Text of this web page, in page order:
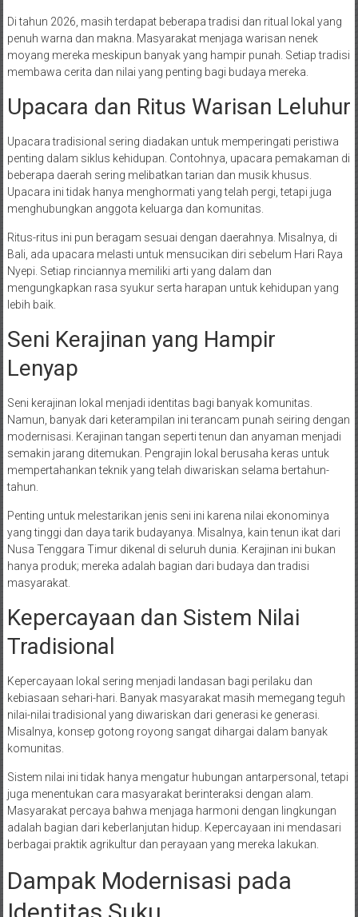
Di tahun 2026, masih terdapat beberapa tradisi dan ritual lokal yang
penuh warna dan makna. Masyarakat menjaga warisan nenek
moyang mereka meskipun banyak yang hampir punah. Setiap tradisi
membawa cerita dan nilai yang penting bagi budaya mereka.
Upacara dan Ritus Warisan Leluhur
Upacara tradisional sering diadakan untuk memperingati peristiwa
penting dalam siklus kehidupan. Contohnya, upacara pemakaman di
beberapa daerah sering melibatkan tarian dan musik khusus.
Upacara ini tidak hanya menghormati yang telah pergi, tetapi juga
menghubungkan anggota keluarga dan komunitas.
Ritus-ritus ini pun beragam sesuai dengan daerahnya. Misalnya, di
Bali, ada upacara melasti untuk mensucikan diri sebelum Hari Raya
Nyepi. Setiap rinciannya memiliki arti yang dalam dan
mengungkapkan rasa syukur serta harapan untuk kehidupan yang
lebih baik.
Seni Kerajinan yang Hampir
Lenyap
Seni kerajinan lokal menjadi identitas bagi banyak komunitas.
Namun, banyak dari keterampilan ini terancam punah seiring dengan
modernisasi. Kerajinan tangan seperti tenun dan anyaman menjadi
semakin jarang ditemukan. Pengrajin lokal berusaha keras untuk
mempertahankan teknik yang telah diwariskan selama bertahun-
tahun.
Penting untuk melestarikan jenis seni ini karena nilai ekonominya
yang tinggi dan daya tarik budayanya. Misalnya, kain tenun ikat dari
Nusa Tenggara Timur dikenal di seluruh dunia. Kerajinan ini bukan
hanya produk; mereka adalah bagian dari budaya dan tradisi
masyarakat.
Kepercayaan dan Sistem Nilai
Tradisional
Kepercayaan lokal sering menjadi landasan bagi perilaku dan
kebiasaan sehari-hari. Banyak masyarakat masih memegang teguh
nilai-nilai tradisional yang diwariskan dari generasi ke generasi.
Misalnya, konsep gotong royong sangat dihargai dalam banyak
komunitas.
Sistem nilai ini tidak hanya mengatur hubungan antarpersonal, tetapi
juga menentukan cara masyarakat berinteraksi dengan alam.
Masyarakat percaya bahwa menjaga harmoni dengan lingkungan
adalah bagian dari keberlanjutan hidup. Kepercayaan ini mendasari
berbagai praktik agrikultur dan perayaan yang mereka lakukan.
Dampak Modernisasi pada